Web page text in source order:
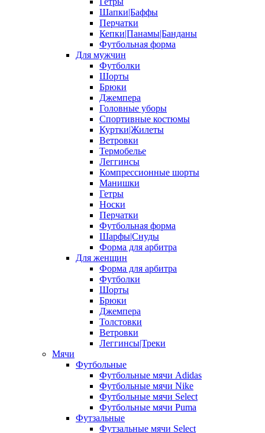
Шапки|Баффы
Перчатки
Кепки|Панамы|Банданы
Футбольная форма
Для мужчин
Футболки
Шорты
Брюки
Джемпера
Головные уборы
Спортивные костюмы
Куртки|Жилеты
Ветровки
Термобелье
Леггинсы
Компрессионные шорты
Манишки
Гетры
Носки
Перчатки
Футбольная форма
Шарфы|Снуды
Форма для арбитра
Для женщин
Форма для арбитра
Футболки
Шорты
Брюки
Джемпера
Толстовки
Ветровки
Леггинсы|Треки
Мячи
Футбольные
Футбольные мячи Adidas
Футбольные мячи Nike
Футбольные мячи Select
Футбольные мячи Puma
Футзальные
Футзальные мячи Select